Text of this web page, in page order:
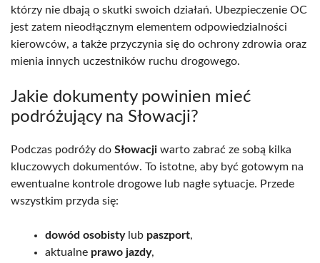
którzy nie dbają o skutki swoich działań. Ubezpieczenie OC
jest zatem nieodłącznym elementem odpowiedzialności
kierowców, a także przyczynia się do ochrony zdrowia oraz
mienia innych uczestników ruchu drogowego.
Jakie dokumenty powinien mieć
podróżujący na Słowacji?
Podczas podróży do Słowacji warto zabrać ze sobą kilka
kluczowych dokumentów. To istotne, aby być gotowym na
ewentualne kontrole drogowe lub nagłe sytuacje. Przede
wszystkim przyda się:
dowód osobistylub paszport,
aktualne prawo jazdy,